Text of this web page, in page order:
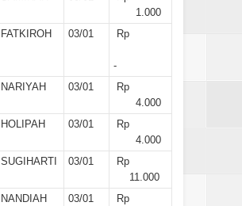
1.000
FATKIROH 03/01 Rp
-
NARIYAH 03/01
Rp
4.000
HOLIPAH 03/01
Rp
4.000
SUGIHARTI 03/01
Rp
11.000
NANDIAH 03/01
Rp